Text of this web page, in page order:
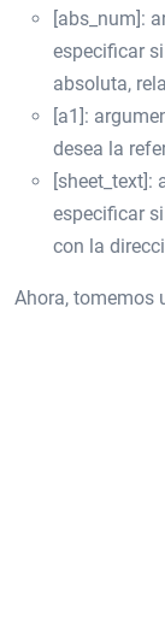
[abs_num]:
especificar
absoluta,
[a1]:
desea la
[sheet_text]:
especificar
con la
Ahora, tomemos